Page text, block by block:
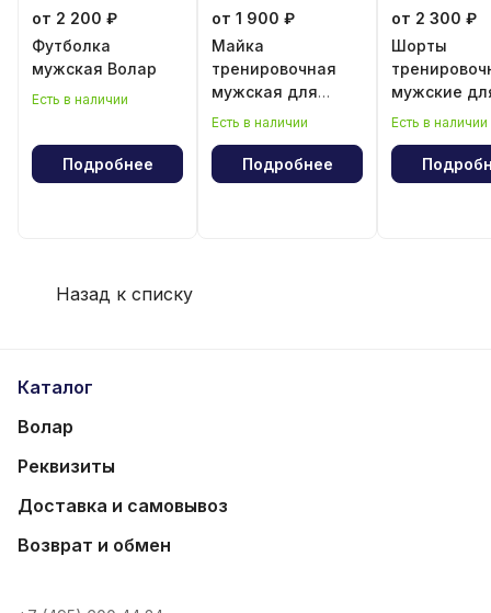
от 2 200 ₽
Футболка
мужская Волар
Есть в наличии
Подробнее
от 1 900 ₽
Майка
тренировочная
мужская для
классического
Есть в наличии
Подробнее
от 2 300 ₽
Шорты
мужские
Есть в наличии
Назад к списку
Каталог
Волар
Реквизиты
Доставка и самовывоз
Возврат и обмен